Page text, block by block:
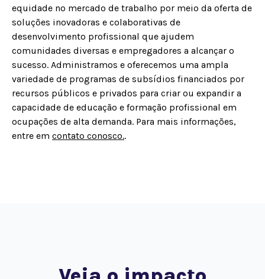
equidade no mercado de trabalho por meio da oferta de
soluções inovadoras e colaborativas de
desenvolvimento profissional que ajudem
comunidades diversas e empregadores a alcançar o
sucesso. Administramos e oferecemos uma ampla
variedade de programas de subsídios financiados por
recursos públicos e privados para criar ou expandir a
capacidade de educação e formação profissional em
ocupações de alta demanda. Para mais informações,
entre em contato conosco..